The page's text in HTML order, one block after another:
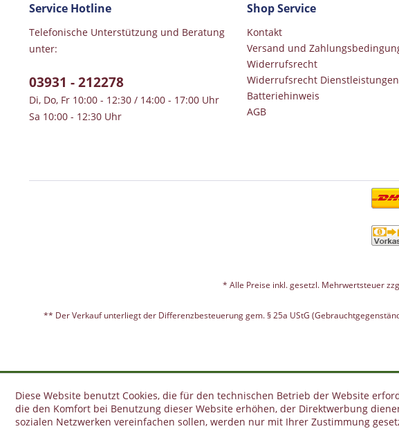
Service Hotline
Telefonische Unterstützung und Beratung
unter:
03931 - 212278
Di, Do, Fr 10:00 - 12:30 / 14:00 - 17:00 Uhr
Sa 10:00 - 12:30 Uhr
Shop Service
Kontakt
Versand und
Widerrufsrecht
Widerrufsrecht Dienstleistungen
Batteriehinweis
AGB
* Alle Preise inkl. gesetzl. Mehrwertsteuer
** Der Verkauf unterliegt der Differenzbesteuerung gem. § 25a UStG
Diese Website benutzt Cookies, die für den technischen Betrieb der Website
die den Komfort bei Benutzung dieser Website erhöhen, der Direktwerbung
sozialen Netzwerken vereinfachen sollen, werden nur mit Ihrer Zustimmung